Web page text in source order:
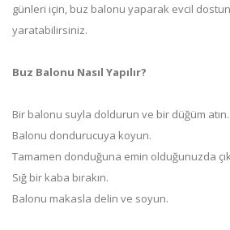
günleri için, buz balonu yaparak evcil
yaratabilirsiniz.
Buz Balonu Nasıl Yapılır?
Bir balonu suyla doldurun ve bir düğüm atın.
Balonu dondurucuya koyun.
Tamamen donduğuna emin olduğunuzda
Sığ bir kaba bırakın.
Balonu makasla delin ve soyun.